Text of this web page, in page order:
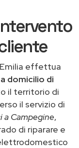
effettua
domicilio di
il territorio di
il servizio di
a Campegine,
di riparare e